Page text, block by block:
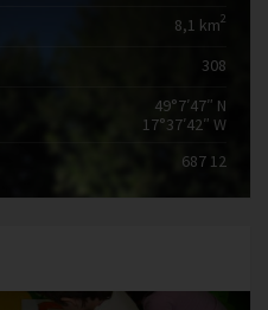
8,1 km2
308
49°7′47″ N
17°37′42″ W
687 12